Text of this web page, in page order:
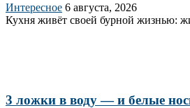
Интересное 6 августа, 2026
Кухня живёт своей бурной жизнью:
3 ложки в воду — и белые